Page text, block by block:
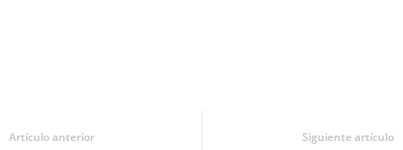
Artículo anterior Siguiente artículo